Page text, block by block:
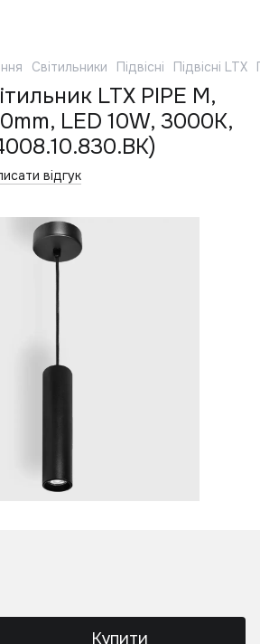
Світильники Підвісні Підвісні LTX
LTX PIPE M,
LED 10W, 3000К,
відгук
Купити